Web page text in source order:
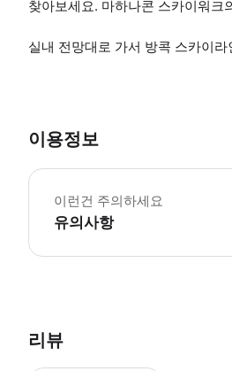
찾아보세요. 마하나콘 스카이워
실내 전망대로 가서 방콕 스카이
이용정보
이런건 주의하세요
유의사항
리뷰